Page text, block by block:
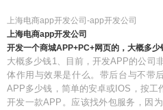
上海电商app开发公司-app开发公司
上海电商app开发公司
开发一个商城APP+PC+网页的，大概多少
大概多少钱1、目前，开发APP的公司
体作用与效果是什么。带后台与不带
APP多少钱，简单的安卓或IOS，按工
开发一款APP。应该找外包服务，因